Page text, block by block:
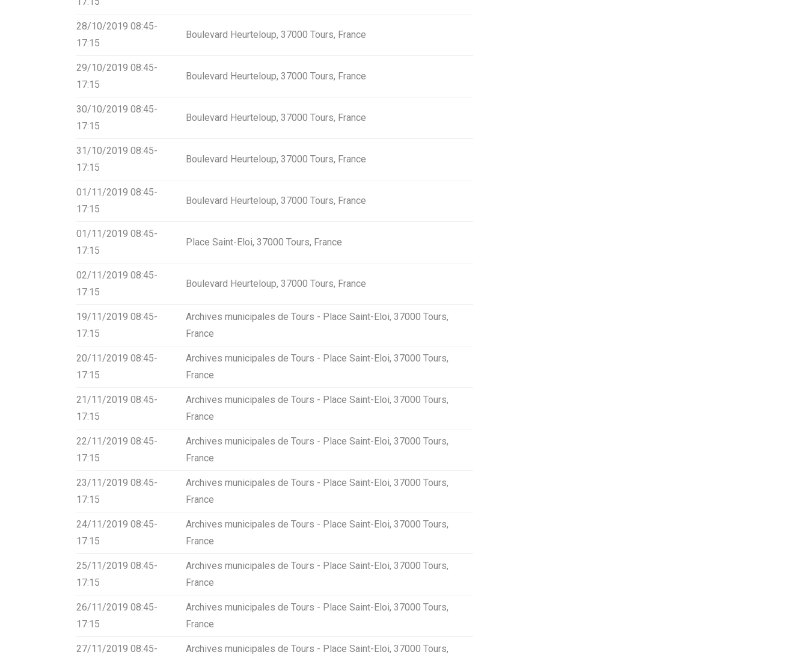
28/10/2019 08:45-
17:15
Boulevard Heurteloup, 37000 Tours, France
29/10/2019 08:45-
17:15
Boulevard Heurteloup, 37000 Tours, France
30/10/2019 08:45-
17:15
Boulevard Heurteloup, 37000 Tours, France
31/10/2019 08:45-
17:15
Boulevard Heurteloup, 37000 Tours, France
01/11/2019 08:45-
17:15
Boulevard Heurteloup, 37000 Tours, France
01/11/2019 08:45-
17:15
Place Saint-Eloi, 37000 Tours, France
02/11/2019 08:45-
17:15
Boulevard Heurteloup, 37000 Tours, France
19/11/2019 08:45-
17:15
Archives municipales de Tours - Place Saint-Eloi, 37000 Tours,
France
20/11/2019 08:45-
17:15
Archives municipales de Tours - Place Saint-Eloi, 37000 Tours,
France
21/11/2019 08:45-
17:15
Archives municipales de Tours - Place Saint-Eloi, 37000 Tours,
France
22/11/2019 08:45-
17:15
Archives municipales de Tours - Place Saint-Eloi, 37000 Tours,
France
23/11/2019 08:45-
17:15
Archives municipales de Tours - Place Saint-Eloi, 37000 Tours,
France
24/11/2019 08:45-
17:15
Archives municipales de Tours - Place Saint-Eloi, 37000 Tours,
France
25/11/2019 08:45-
17:15
Archives municipales de Tours - Place Saint-Eloi, 37000 Tours,
France
26/11/2019 08:45-
17:15
Archives municipales de Tours - Place Saint-Eloi, 37000 Tours,
France
27/11/2019 08:45-
Archives municipales de Tours - Place Saint-Eloi, 37000 Tours,
Search